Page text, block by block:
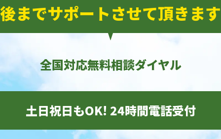
までサポートさせて頂きま
全国対応無料相談ダイヤル
土日祝日もOK! 24時間電話受付